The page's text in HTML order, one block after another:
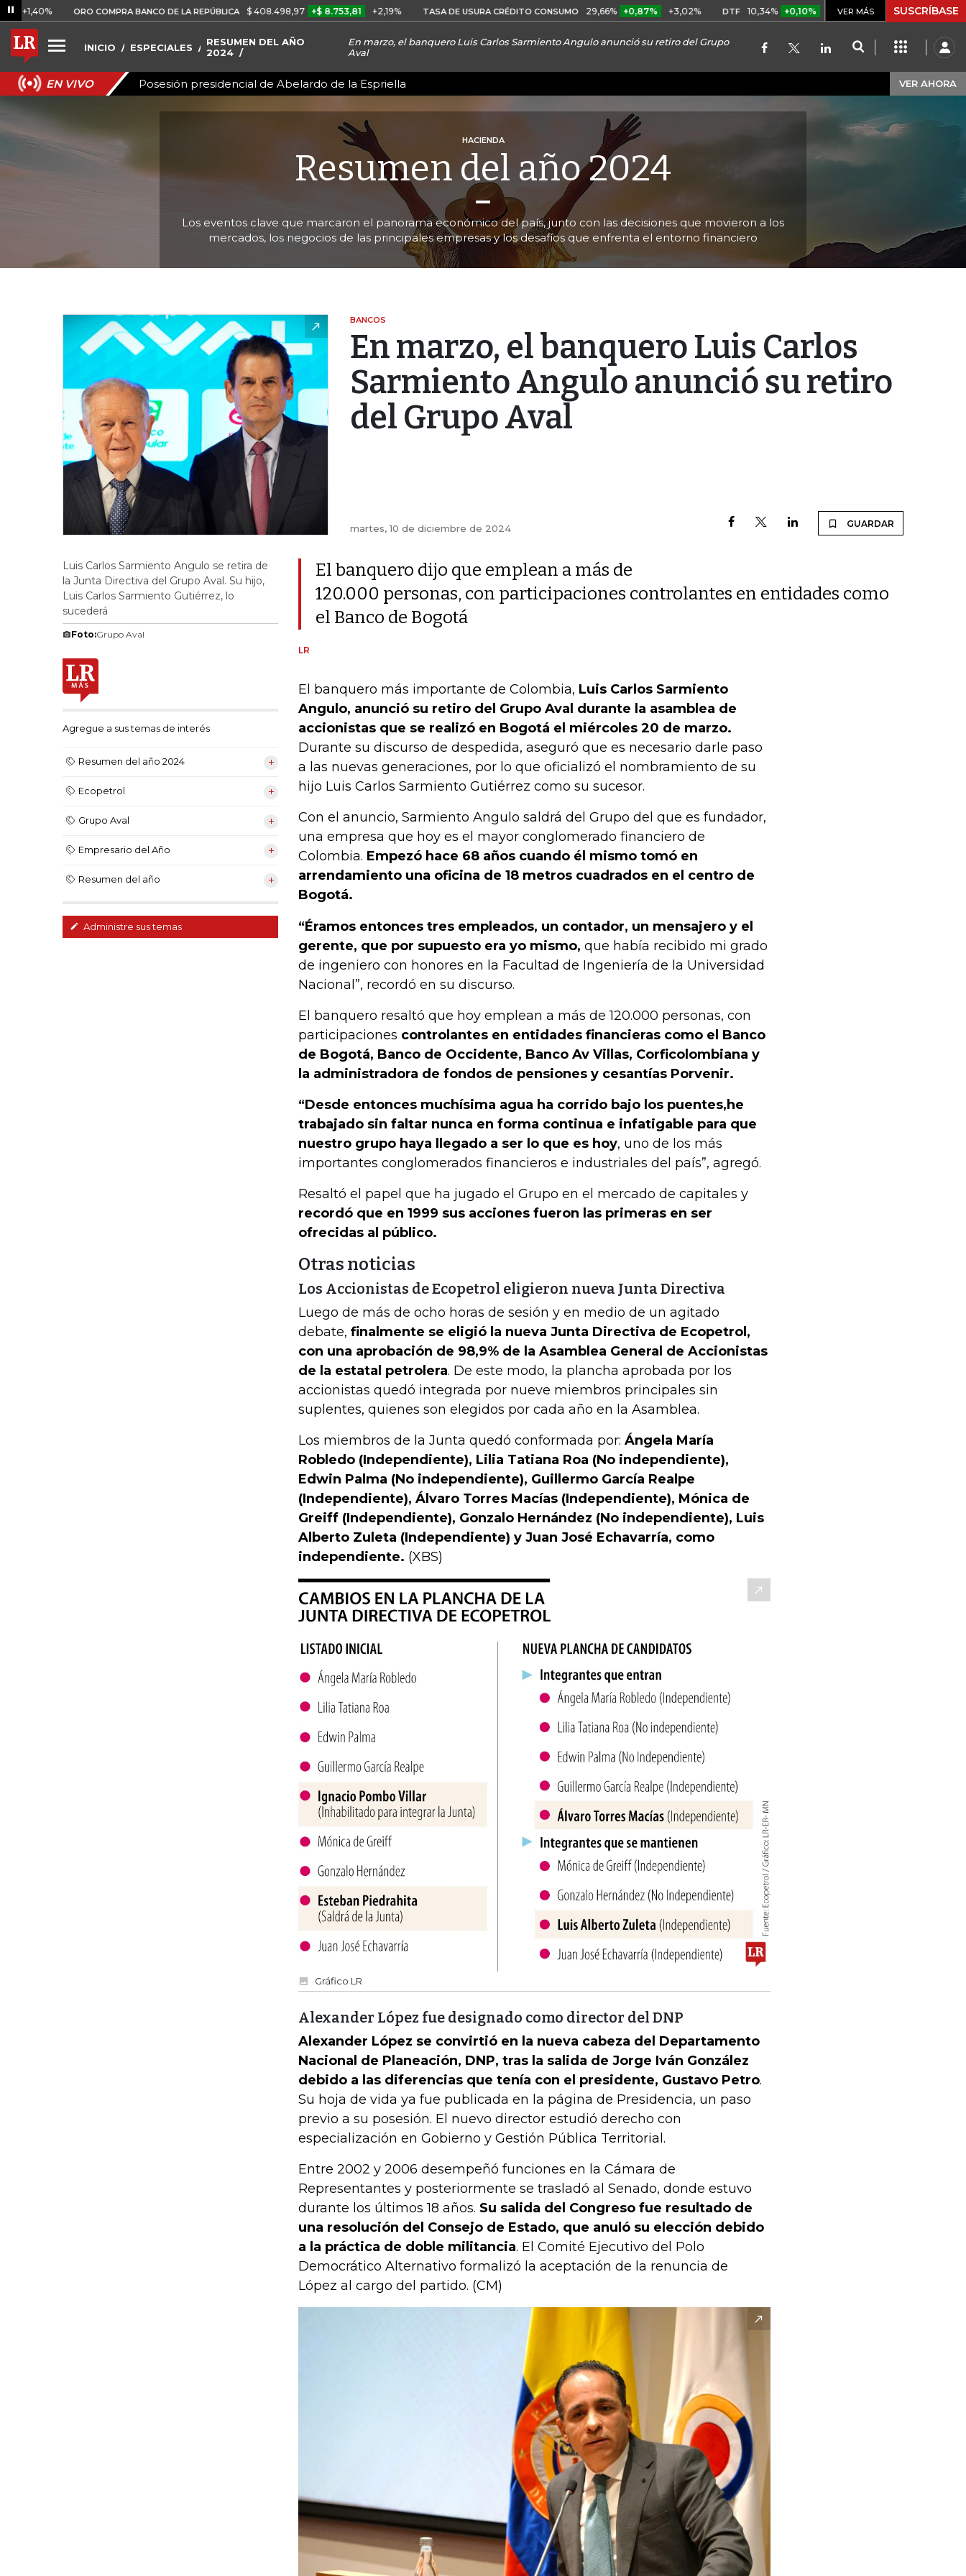
ORO COMPRA BANCO DE LA REPÚBLICA $ 408.498,97 +$ 8.753,81 +2,19% TASA DE USURA CRÉDITO CONSUMO 29,66% +0,87% +3,02% DTF 10,34% +0,10% +0,98% UVR $ 416,91 +$ 0,05 +0,01%
VER MÁS SUSCRÍBASE
INICIO ESPECIALES
RESUMEN DEL AÑO
2024
En marzo, el banquero Luis Carlos Sarmiento Angulo anunció su retiro del Grupo
Aval
EN VIVO Posesión presidencial de Abelardo de la Espriella VER AHORA
HACIENDA
Resumen del año 2024
Los eventos clave que marcaron el panorama económico del país, junto con las decisiones que movieron a los
mercados, los negocios de las principales empresas y los desafíos que enfrenta el entorno financiero
BANCOS
En marzo, el banquero Luis Carlos
Sarmiento Angulo anunció su retiro
del Grupo Aval
martes, 10 de diciembre de 2024 GUARDAR
Luis Carlos Sarmiento Angulo se retira de
la Junta Directiva del Grupo Aval. Su hijo,
Luis Carlos Sarmiento Gutiérrez, lo
sucederá
Foto:Grupo Aval
Agregue a sus temas de interés
Resumen del año 2024
Ecopetrol
Grupo Aval
Empresario del Año
Resumen del año
Administre sus temas
El banquero dijo que emplean a más de
120.000 personas, con participaciones controlantes en entidades como
el Banco de Bogotá
LR
El banquero más importante de Colombia, Luis Carlos Sarmiento
Angulo, anunció su retiro del Grupo Aval durante la asamblea de
accionistas que se realizó en Bogotá el miércoles 20 de marzo.
Durante su discurso de despedida, aseguró que es necesario darle paso
a las nuevas generaciones, por lo que oficializó el nombramiento de su
hijo Luis Carlos Sarmiento Gutiérrez como su sucesor.
Con el anuncio, Sarmiento Angulo saldrá del Grupo del que es fundador,
una empresa que hoy es el mayor conglomerado financiero de
Colombia. Empezó hace 68 años cuando él mismo tomó en
arrendamiento una oficina de 18 metros cuadrados en el centro de
Bogotá.
“Éramos entonces tres empleados, un contador, un mensajero y el
gerente, que por supuesto era yo mismo, que había recibido mi grado
de ingeniero con honores en la Facultad de Ingeniería de la Universidad
Nacional”, recordó en su discurso.
El banquero resaltó que hoy emplean a más de 120.000 personas, con
participaciones controlantes en entidades financieras como el Banco
de Bogotá, Banco de Occidente, Banco Av Villas, Corficolombiana y
la administradora de fondos de pensiones y cesantías Porvenir.
“Desde entonces muchísima agua ha corrido bajo los puentes,he
trabajado sin faltar nunca en forma continua e infatigable para que
nuestro grupo haya llegado a ser lo que es hoy, uno de los más
importantes conglomerados financieros e industriales del país”, agregó.
Resaltó el papel que ha jugado el Grupo en el mercado de capitales y
recordó que en 1999 sus acciones fueron las primeras en ser
ofrecidas al público.
Otras noticias
Los Accionistas de Ecopetrol eligieron nueva Junta Directiva
Luego de más de ocho horas de sesión y en medio de un agitado
debate, finalmente se eligió la nueva Junta Directiva de Ecopetrol,
con una aprobación de 98,9% de la Asamblea General de Accionistas
de la estatal petrolera. De este modo, la plancha aprobada por los
accionistas quedó integrada por nueve miembros principales sin
suplentes, quienes son elegidos por cada año en la Asamblea.
Los miembros de la Junta quedó conformada por: Ángela María
Robledo (Independiente), Lilia Tatiana Roa (No independiente),
Edwin Palma (No independiente), Guillermo García Realpe
(Independiente), Álvaro Torres Macías (Independiente), Mónica de
Greiff (Independiente), Gonzalo Hernández (No independiente), Luis
Alberto Zuleta (Independiente) y Juan José Echavarría, como
independiente. (XBS)
Gráfico LR
Alexander López fue designado como director del DNP
Alexander López se convirtió en la nueva cabeza del Departamento
Nacional de Planeación, DNP, tras la salida de Jorge Iván González
debido a las diferencias que tenía con el presidente, Gustavo Petro.
Su hoja de vida ya fue publicada en la página de Presidencia, un paso
previo a su posesión. El nuevo director estudió derecho con
especialización en Gobierno y Gestión Pública Territorial.
Entre 2002 y 2006 desempeñó funciones en la Cámara de
Representantes y posteriormente se trasladó al Senado, donde estuvo
durante los últimos 18 años. Su salida del Congreso fue resultado de
una resolución del Consejo de Estado, que anuló su elección debido
a la práctica de doble militancia. El Comité Ejecutivo del Polo
Democrático Alternativo formalizó la aceptación de la renuncia de
López al cargo del partido. (CM)